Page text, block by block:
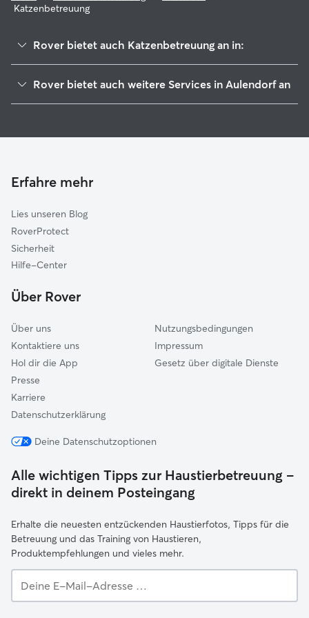
Katzenbetreuung
Rover bietet auch Katzenbetreuung an in:
Wilhelmsdorf
Bad Wurzach
Gullen
Kißlegg
Rot-Tannheim
Ochsenhausen
Rover bietet auch weitere Services in Aulendorf an
Hundekindergarten in Aulendorf
Erfahre mehr
Lies unseren Blog
RoverProtect
Sicherheit
Hilfe-Center
Über Rover
Über uns
Kontaktiere uns
Hol dir die App
Presse
Karriere
Datenschutzerklärung
Nutzungsbedingungen
Impressum
Gesetz über digitale Dienste
Deine Datenschutzoptionen
Alle wichtigen Tipps zur Haustierbetreuung –
direkt in deinem Posteingang
Erhalte die neuesten entzückenden Haustierfotos, Tipps für die
Betreuung und das Training von Haustieren,
Produktempfehlungen und vieles mehr.
E-